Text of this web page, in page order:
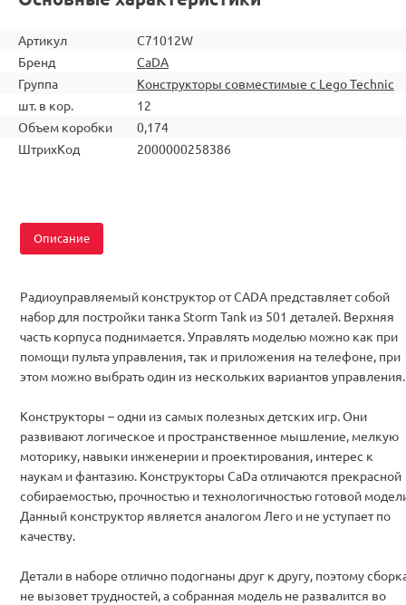
Артикул
C71012W
Бренд
CaDA
Группа
Конструкторы совместимые с Lego Technic
шт. в кор.
12
Объем коробки
0,174
ШтрихКод
2000000258386
Описание
Радиоуправляемый конструктор от CADA представляет собой
набор для постройки танка Storm Tank из 501 деталей. Верхняя
часть корпуса поднимается. Управлять моделью можно как при
помощи пульта управления, так и приложения на телефоне, при
этом можно выбрать один из нескольких вариантов управления.
Конструкторы – одни из самых полезных детских игр. Они
развивают логическое и пространственное мышление, мелкую
моторику, навыки инженерии и проектирования, интерес к
наукам и фантазию. Конструкторы CaDa отличаются прекрасной
собираемостью, прочностью и технологичностью готовой
Данный конструктор является аналогом Лего и не уступает по
качеству.
Детали в наборе отлично подогнаны друг к другу, поэтому
не вызовет трудностей, а собранная модель не развалится во